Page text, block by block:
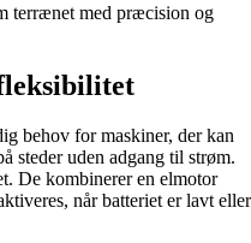
terrænet med præcision og
behov for maskiner, der kan
steder uden adgang til strøm.
De kombinerer en elmotor
når batteriet er lavt eller